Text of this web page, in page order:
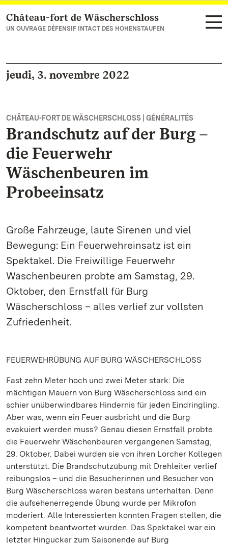
Vers la page d’accueil
Château-fort de Wäscherschloss
UN OUVRAGE DÉFENSIF INTACT DES HOHENSTAUFEN
jeudi, 3. novembre 2022
CHÂTEAU-FORT DE WÄSCHERSCHLOSS | GÉNÉRALITÉS
Brandschutz auf der Burg –
die Feuerwehr
Wäschenbeuren im
Probeeinsatz
Große Fahrzeuge, laute Sirenen und viel
Bewegung: Ein Feuerwehreinsatz ist ein
Spektakel. Die Freiwillige Feuerwehr
Wäschenbeuren probte am Samstag, 29.
Oktober, den Ernstfall für Burg
Wäscherschloss – alles verlief zur vollsten
Zufriedenheit.
FEUERWEHRÜBUNG AUF BURG WÄSCHERSCHLOSS
Fast zehn Meter hoch und zwei Meter stark: Die
mächtigen Mauern von Burg Wäscherschloss sind ein
schier unüberwindbares Hindernis für jeden Eindringling.
Aber was, wenn ein Feuer ausbricht und die Burg
evakuiert werden muss? Genau diesen Ernstfall probte
die Feuerwehr Wäschenbeuren vergangenen Samstag,
29. Oktober. Dabei wurden sie von ihren Lorcher Kollegen
unterstützt. Die Brandschutzübung mit Drehleiter verlief
reibungslos – und die Besucherinnen und Besucher von
Burg Wäscherschloss waren bestens unterhalten. Denn
die aufsehenerregende Übung wurde per Mikrofon
moderiert. Alle Interessierten konnten Fragen stellen, die
kompetent beantwortet wurden. Das Spektakel war ein
letzter Hingucker zum Saisonende auf Burg